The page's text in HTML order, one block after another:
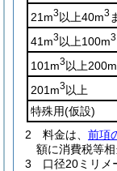
21m3以上40m3
41m3以上100m3
101m3以上200m
201m3以上
特殊用(仮設)
2
料金は、 前項
額に消費税等相
3
口径20ミリメ